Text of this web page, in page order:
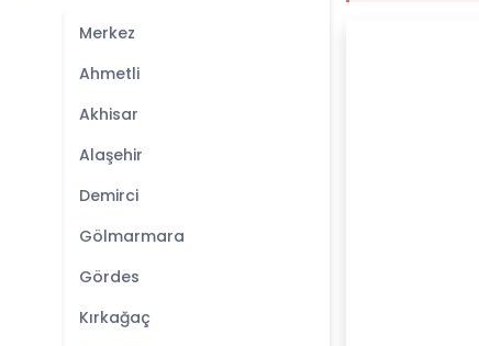
Merkez
Ahmetli
Akhisar
Alaşehir
Demirci
Gölmarmara
Gördes
Kırkağaç